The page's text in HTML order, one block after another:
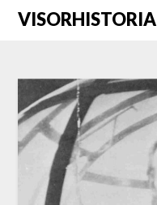
SaltarVISORHISTORIA